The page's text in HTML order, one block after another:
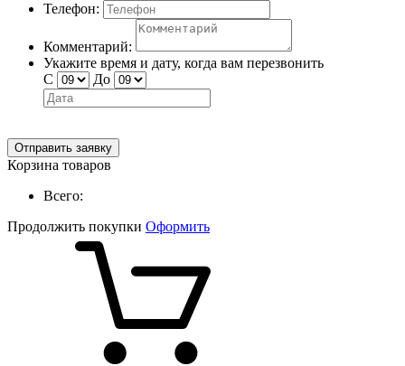
Телефон:
Комментарий:
Укажите время и дату, когда вам перезвонить
С
До
Отправить заявку
Корзина товаров
Всего:
Продолжить покупки Оформить